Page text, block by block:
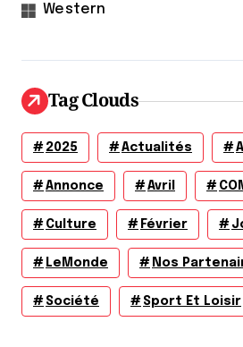
Western
Tag Clouds
2025 Actualités
Annonce Avril
Culture Février
LeMonde Nos
Société Sport Et Loisir